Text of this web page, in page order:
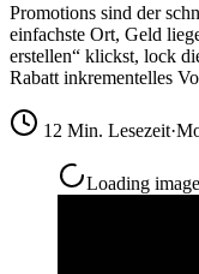
Promotions sind der
einfachste Ort, Geld
erstellen“ klickst, lock
Rabatt inkrementelles
12 Min. Lesezeit·
Loading